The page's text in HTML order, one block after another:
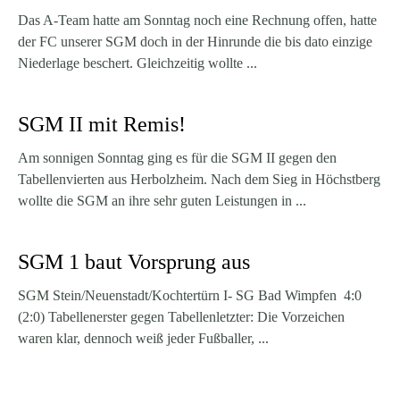
Das A-Team hatte am Sonntag noch eine Rechnung offen, hatte
der FC unserer SGM doch in der Hinrunde die bis dato einzige
Niederlage beschert. Gleichzeitig wollte ...
SGM II mit Remis!
Am sonnigen Sonntag ging es für die SGM II gegen den
Tabellenvierten aus Herbolzheim. Nach dem Sieg in Höchstberg
wollte die SGM an ihre sehr guten Leistungen in ...
SGM 1 baut Vorsprung aus
SGM Stein/Neuenstadt/Kochtertürn I- SG Bad Wimpfen 4:0
(2:0) Tabellenerster gegen Tabellenletzter: Die Vorzeichen
waren klar, dennoch weiß jeder Fußballer, ...